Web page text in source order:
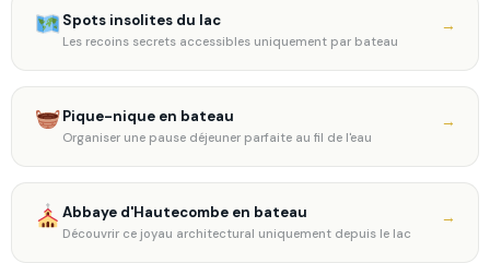
Spots insolites du lac
Les recoins secrets accessibles uniquement par bateau
→
Pique-nique en bateau
Organiser une pause déjeuner parfaite au fil de l'eau
→
Abbaye d'Hautecombe en bateau
Découvrir ce joyau architectural uniquement depuis le lac
→